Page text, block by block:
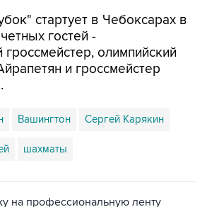
стартует в Чебоксарах в
гостей -
олимпийский
и гроссмейстер
Вашингтон Сергей Карякин
шахматы
на профессиональную ленту